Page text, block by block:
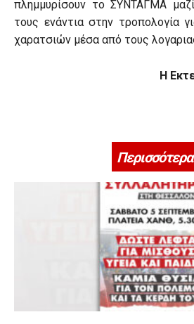
πλημμυρίσουν το ΣΥΝΤΑΓΜΑ μαζί
τους ενάντια στην τροπολογία
χαρατσιών μέσα από τους
Η
Περισσότερα